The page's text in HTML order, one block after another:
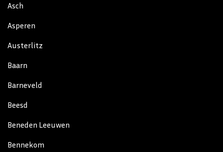
Asch
Asperen
Austerlitz
Baarn
Barneveld
Beesd
Beneden Leeuwen
Bennekom